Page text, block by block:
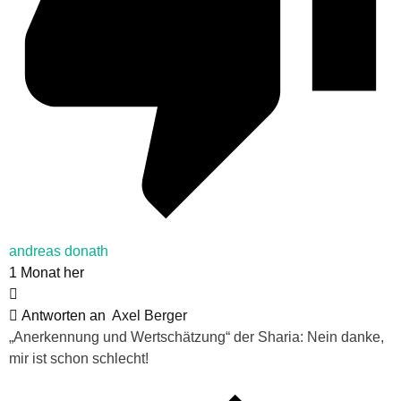
andreas donath
1 Monat her
Antworten an Axel Berger
„Anerkennung und Wertschätzung“ der Sharia: Nein danke,
mir ist schon schlecht!